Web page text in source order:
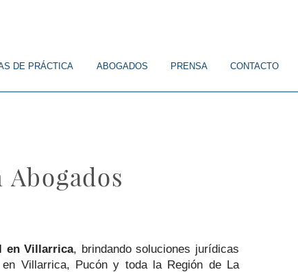
DE PRÁCTICA ABOGADOS PRENSA CONTACTO
en Villarrica, brindando soluciones jurídicas
en Villarrica, Pucón y toda la Región de La